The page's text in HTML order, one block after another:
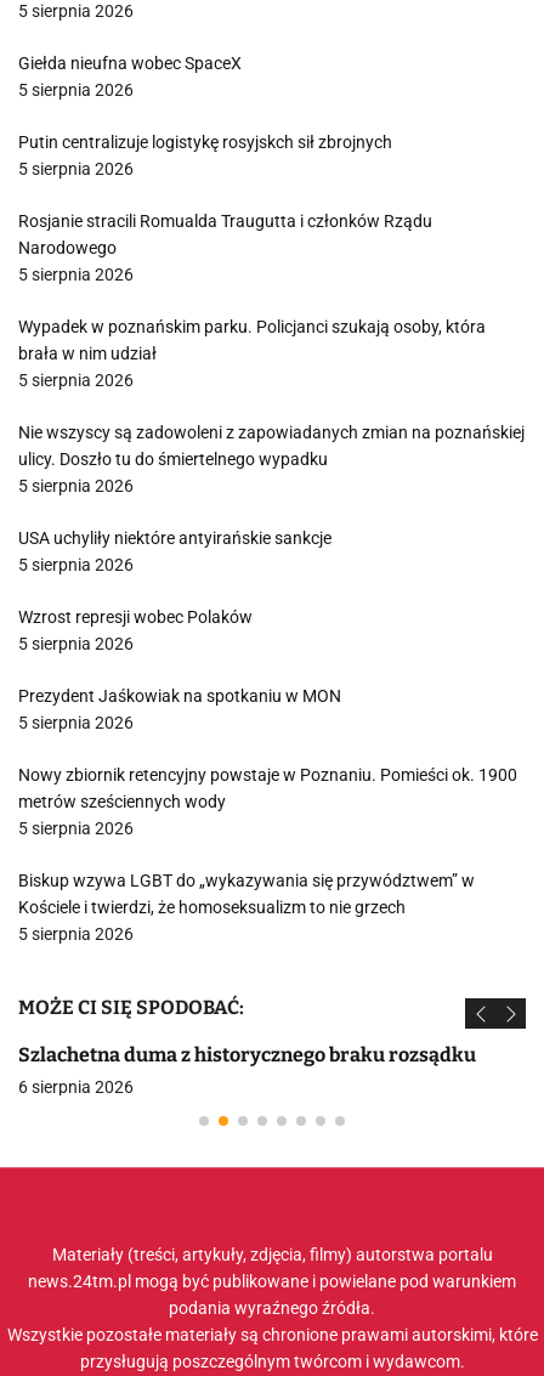
5 sierpnia 2026
Giełda nieufna wobec SpaceX
5 sierpnia 2026
Putin centralizuje logistykę rosyjskch sił zbrojnych
5 sierpnia 2026
Rosjanie stracili Romualda Traugutta i członków Rządu
Narodowego
5 sierpnia 2026
Wypadek w poznańskim parku. Policjanci szukają osoby, która
brała w nim udział
5 sierpnia 2026
Nie wszyscy są zadowoleni z zapowiadanych zmian na poznańskiej
ulicy. Doszło tu do śmiertelnego wypadku
5 sierpnia 2026
USA uchyliły niektóre antyirańskie sankcje
5 sierpnia 2026
Wzrost represji wobec Polaków
5 sierpnia 2026
Prezydent Jaśkowiak na spotkaniu w MON
5 sierpnia 2026
Nowy zbiornik retencyjny powstaje w Poznaniu. Pomieści ok. 1900
metrów sześciennych wody
5 sierpnia 2026
Biskup wzywa LGBT do „wykazywania się przywództwem” w
Kościele i twierdzi, że homoseksualizm to nie grzech
5 sierpnia 2026
MOŻE CI SIĘ SPODOBAĆ:
Szlachetna duma z historycznego braku rozsądku
6 sierpnia 2026
Materiały (treści, artykuły, zdjęcia, filmy) autorstwa portalu
news.24tm.pl mogą być publikowane i powielane pod warunkiem
podania wyraźnego źródła.
Wszystkie pozostałe materiały są chronione prawami autorskimi, które
przysługują poszczególnym twórcom i wydawcom.